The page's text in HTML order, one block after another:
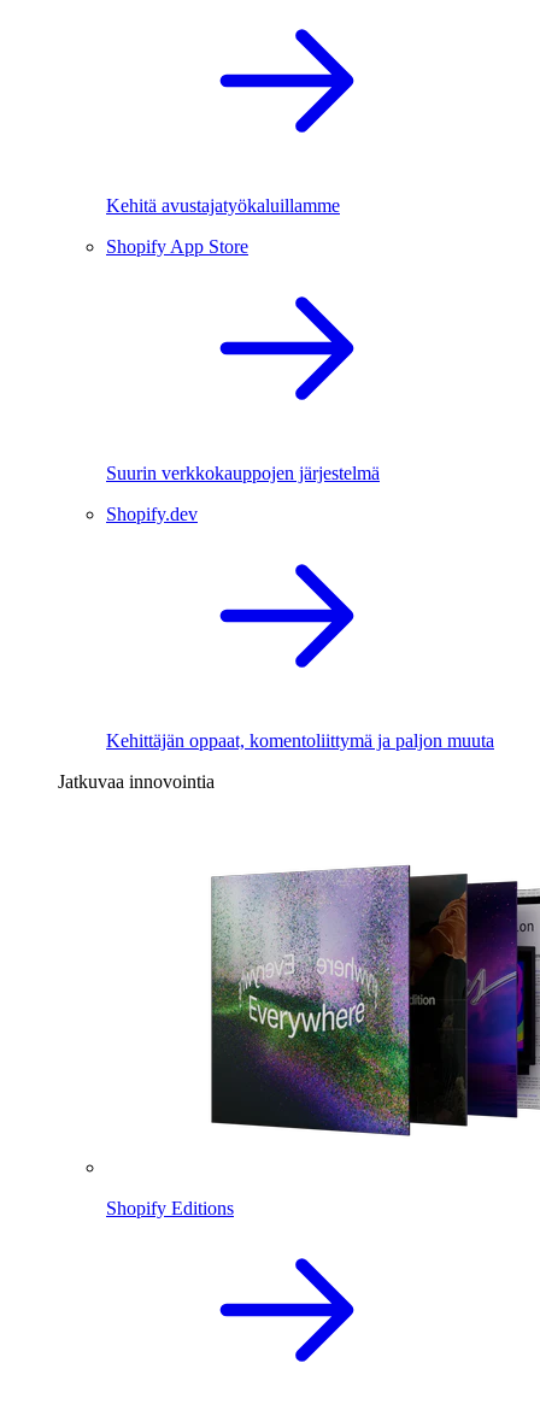
Kehitä avustajatyökaluillamme
Shopify App Store
Suurin verkkokauppojen järjestelmä
Shopify.dev
Kehittäjän oppaat, komentoliittymä ja paljon muuta
Jatkuvaa innovointia
Shopify Editions